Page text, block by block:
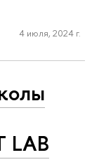
4 июля, 2024 г.
LAB